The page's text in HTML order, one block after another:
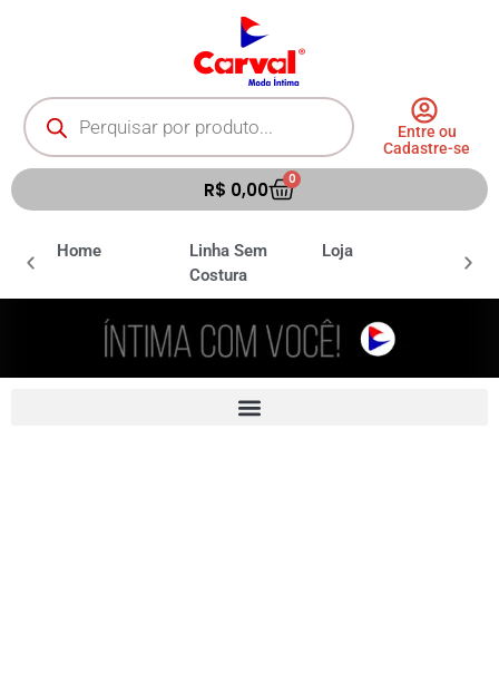
Entre ou
Cadastre-se
R$ 0,00 0
Home
Linha Sem
Costura
Loja